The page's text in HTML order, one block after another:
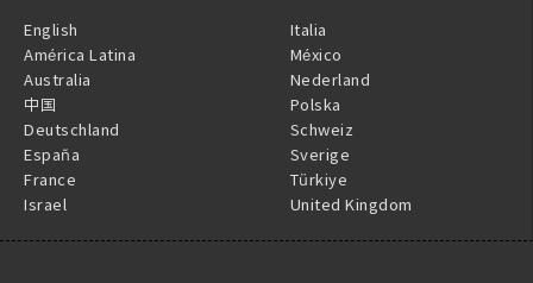
English
América Latina
Australia
中国
Deutschland
España
France
Israel
Italia
México
Nederland
Polska
Schweiz
Sverige
Türkiye
United Kingdom